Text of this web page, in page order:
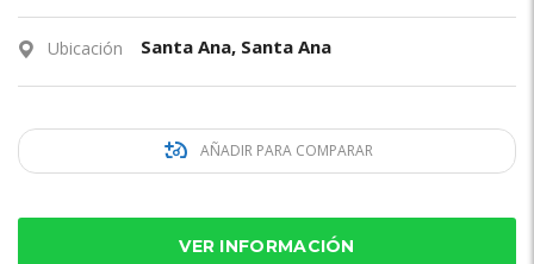
Ubicación Santa Ana, Santa Ana
AÑADIR PARA COMPARAR
VER INFORMACIÓN